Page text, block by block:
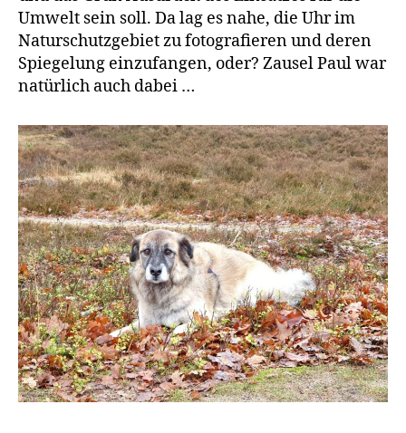
Umwelt sein soll. Da lag es nahe, die Uhr im
Naturschutzgebiet zu fotografieren und deren
Spiegelung einzufangen, oder? Zausel Paul war
natürlich auch dabei …